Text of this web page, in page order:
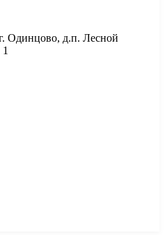
Одинцово, д.п. Лесной